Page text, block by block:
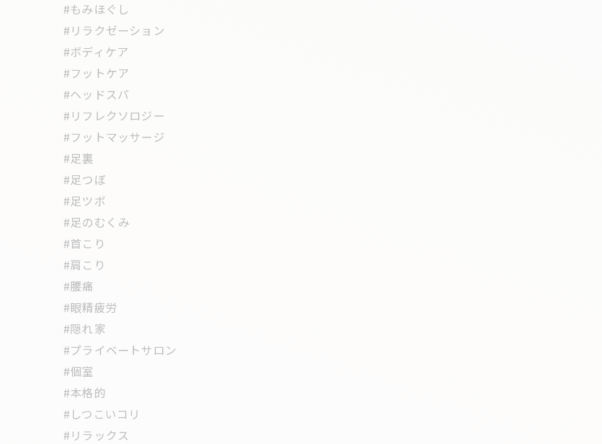
#もみほぐし
#リラクゼーション
#ボディケア
#フットケア
#ヘッドスパ
#リフレクソロジー
#フットマッサージ
#足裏
#足つぼ
#足ツボ
#足のむくみ
#首こり
#肩こり
#腰痛
#眼精疲労
#隠れ家
#プライベートサロン
#個室
#本格的
#しつこいコリ
#リラックス